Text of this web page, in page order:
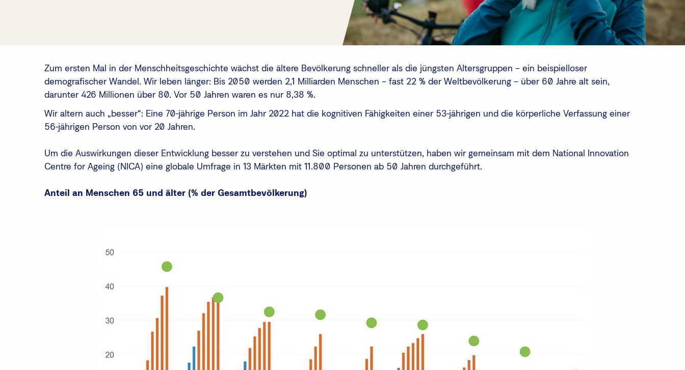
Zum ersten Mal in der Menschheitsgeschichte wächst die ältere Bevölkerung schneller als die jüngsten Altersgruppen – ein beispielloser
demografischer Wandel. Wir leben länger: Bis 2050 werden 2,1 Milliarden Menschen – fast 22 % der Weltbevölkerung – über 60 Jahre alt sein,
darunter 426 Millionen über 80. Vor 50 Jahren waren es nur 8,38 %.
Wir altern auch „besser“: Eine 70-jährige Person im Jahr 2022 hat die kognitiven Fähigkeiten einer 53-jährigen und die körperliche Verfassung einer
56-jährigen Person von vor 20 Jahren.
Um die Auswirkungen dieser Entwicklung besser zu verstehen und Sie optimal zu unterstützen, haben wir gemeinsam mit dem National Innovation
Centre for Ageing (NICA) eine globale Umfrage in 13 Märkten mit 11.800 Personen ab 50 Jahren durchgeführt.
Anteil an Menschen 65 und älter (% der Gesamtbevölkerung)